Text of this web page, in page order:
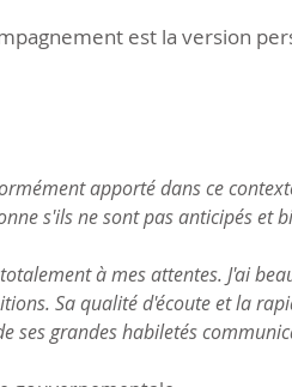
est la version
apporté dans ce
s'ils ne sont pas anticipés et
à mes attentes. J'ai
Sa qualité d'écoute et la
ses grandes habiletés